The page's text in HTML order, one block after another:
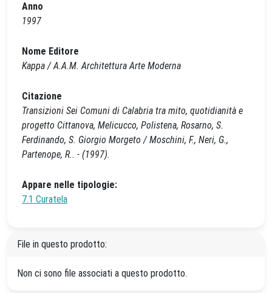
Anno
1997
Nome Editore
Kappa / A.A.M. Architettura Arte Moderna
Citazione
Transizioni Sei Comuni di Calabria tra mito, quotidianità e
progetto Cittanova, Melicucco, Polistena, Rosarno, S.
Ferdinando, S. Giorgio Morgeto / Moschini, F., Neri, G.,
Partenope, R.. - (1997).
Appare nelle tipologie:
7.1 Curatela
File in questo prodotto:
Non ci sono file associati a questo prodotto.